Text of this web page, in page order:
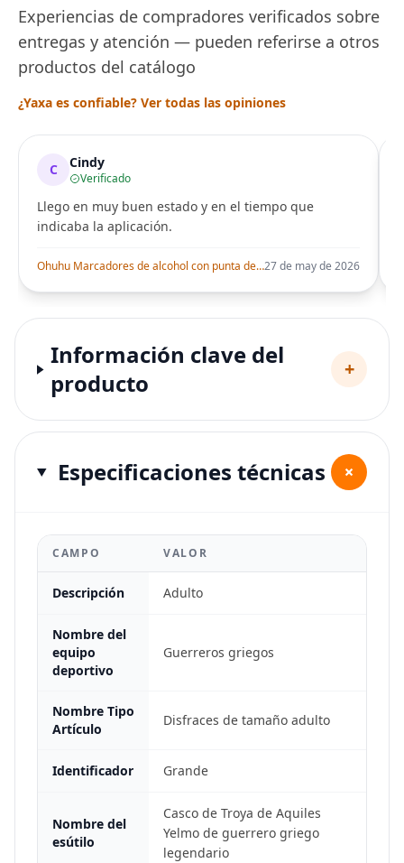
Experiencias de compradores verificados sobre
entregas y atención — pueden referirse a otros
productos del catálogo
¿Yaxa es confiable? Ver todas las opiniones
C Cindy
Verificado
Llego en muy buen estado y en el tiempo que
indicaba la aplicación.
Ohuhu Marcadores de alcohol con punta de pincel – Juego de marcadores artísticos de doble punta con certificación AP para artistas adultos27 de may de 2026
Información clave del
producto
+
Especificaciones técnicas +
CAMPO VALOR
Descripción Adulto
Nombre del
equipo
deportivo
Guerreros griegos
Nombre Tipo
Artículo
Disfraces de tamaño adulto
Identificador Grande
Nombre del
esútilo
Casco de Troya de Aquiles
Yelmo de guerrero griego
legendario